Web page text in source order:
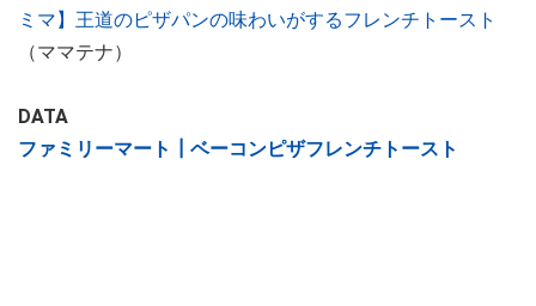
ミマ】王道のピザパンの味わいがするフレンチトースト
（ママテナ）
DATA
ファミリーマート┃ベーコンピザフレンチトースト